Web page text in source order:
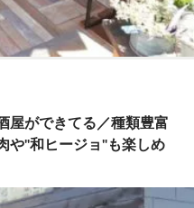
屋ができてる／種類豊富
や"和ヒージョ"も楽しめ